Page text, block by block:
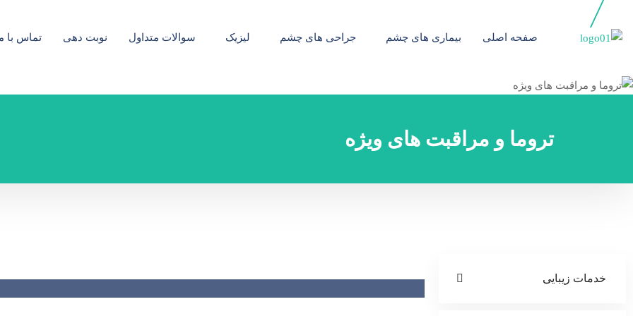
صفحه اصلی بیماری های چشم جراحی های چشم لیزیک سوالات متداول نوبت دهی تماس با
تروما و مراقبت های ویژه
خدمات زیبایی